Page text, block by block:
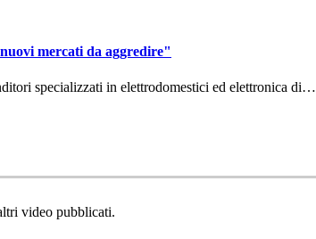
mercati da aggredire"
specializzati in elettrodomestici ed elettronica di…
video pubblicati.